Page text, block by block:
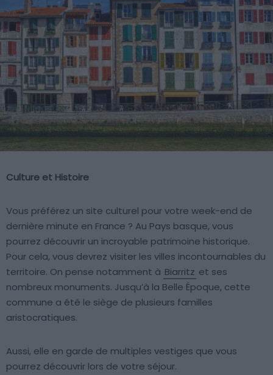
Culture et Histoire
Vous préférez un site culturel pour votre week-end de
dernière minute en France ? Au Pays basque, vous
pourrez découvrir un incroyable patrimoine historique.
Pour cela, vous devrez visiter les villes incontournables du
territoire. On pense notamment à Biarritz et ses
nombreux monuments. Jusqu’à la Belle Époque, cette
commune a été le siège de plusieurs familles
aristocratiques.
Aussi, elle en garde de multiples vestiges que vous
pourrez découvrir lors de votre séjour.